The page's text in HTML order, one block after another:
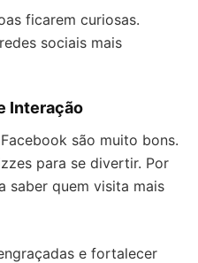
ficarem curiosas.
sociais mais
Interação
são muito bons.
para se divertir. Por
saber quem visita mais
e fortalecer